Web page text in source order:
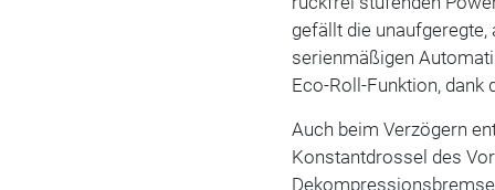
gefällt die
serienmäßigen
Eco-Roll-Funktion, dank
Auch beim Verzögern
Konstantdrossel des